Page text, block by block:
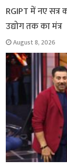
RGIPT में नए सत्र
उद्योग तक का मंत्र
August 8, 2026